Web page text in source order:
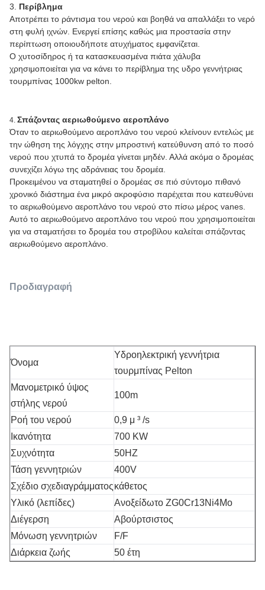
3. Περίβλημα
Αποτρέπει το ράντισμα του νερού και βοηθά να απαλλάξει το νερό
στη φυλή ιχνών. Ενεργεί επίσης καθώς μια προστασία στην
περίπτωση οποιουδήποτε ατυχήματος εμφανίζεται.
Ο χυτοσίδηρος ή τα κατασκευασμένα πιάτα χάλυβα
χρησιμοποιείται για να κάνει το περίβλημα της υδρο γεννήτριας
τουρμπίνας 1000kw pelton.
4. Σπάζοντας αεριωθούμενο αεροπλάνο
Όταν το αεριωθούμενο αεροπλάνο του νερού κλείνουν εντελώς με
την ώθηση της λόγχης στην μπροστινή κατεύθυνση από το ποσό
νερού που χτυπά το δρομέα γίνεται μηδέν. Αλλά ακόμα ο δρομέας
συνεχίζει λόγω της αδράνειας του δρομέα.
Προκειμένου να σταματηθεί ο δρομέας σε πιό σύντομο πιθανό
χρονικό διάστημα ένα μικρό ακροφύσιο παρέχεται που κατευθύνει
το αεριωθούμενο αεροπλάνο του νερού στο πίσω μέρος vanes.
Αυτό το αεριωθούμενο αεροπλάνο του νερού που χρησιμοποιείται
για να σταματήσει το δρομέα του στροβίλου καλείται σπάζοντας
αεριωθούμενο αεροπλάνο.
Προδιαγραφή
Όνομα
Υδροηλεκτρική γεννήτρια
τουρμπίνας Pelton
Μανομετρικό ύψος
στήλης νερού
100m
Ροή του νερού
0,9 μ ³ /s
Ικανότητα
700 KW
Συχνότητα
50HZ
Τάση γεννητριών
400V
Σχέδιο σχεδιαγράμματοςκάθετος
Υλικό (λεπίδες)
Ανοξείδωτο ZG0Cr13Ni4Mo
Διέγερση
Αβούρτσιστος
Μόνωση γεννητριών
F/F
Διάρκεια ζωής
50 έτη